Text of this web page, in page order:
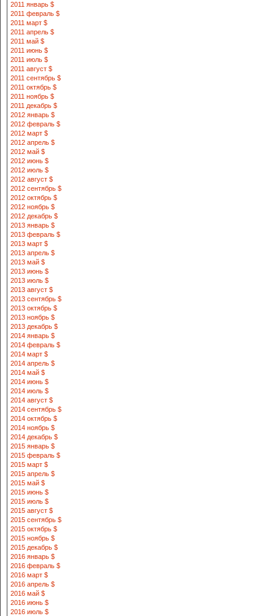
2011 январь $
2011 февраль $
2011 март $
2011 апрель $
2011 май $
2011 июнь $
2011 июль $
2011 август $
2011 сентябрь $
2011 октябрь $
2011 ноябрь $
2011 декабрь $
2012 январь $
2012 февраль $
2012 март $
2012 апрель $
2012 май $
2012 июнь $
2012 июль $
2012 август $
2012 сентябрь $
2012 октябрь $
2012 ноябрь $
2012 декабрь $
2013 январь $
2013 февраль $
2013 март $
2013 апрель $
2013 май $
2013 июнь $
2013 июль $
2013 август $
2013 сентябрь $
2013 октябрь $
2013 ноябрь $
2013 декабрь $
2014 январь $
2014 февраль $
2014 март $
2014 апрель $
2014 май $
2014 июнь $
2014 июль $
2014 август $
2014 сентябрь $
2014 октябрь $
2014 ноябрь $
2014 декабрь $
2015 январь $
2015 февраль $
2015 март $
2015 апрель $
2015 май $
2015 июнь $
2015 июль $
2015 август $
2015 сентябрь $
2015 октябрь $
2015 ноябрь $
2015 декабрь $
2016 январь $
2016 февраль $
2016 март $
2016 апрель $
2016 май $
2016 июнь $
2016 июль $